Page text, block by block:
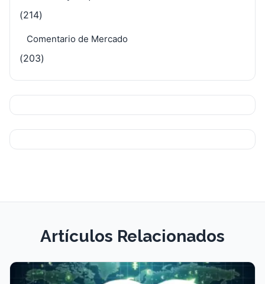
(214)
Comentario de Mercado
(203)
Artículos Relacionados